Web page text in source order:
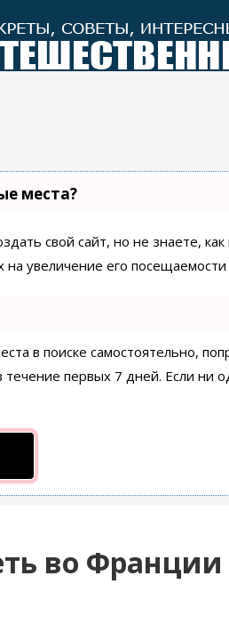
места?
свой сайт, но не знаете,
на увеличение его
в поиске самостоятельно,
первых 7 дней. Если ни
во Франции